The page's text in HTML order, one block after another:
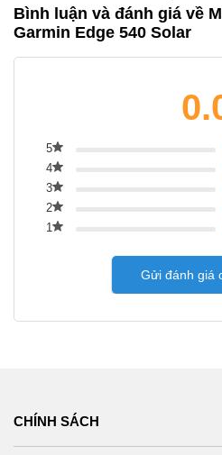
Bình luận và đánh giá về
Garmin Edge 540 Solar
5
4
3
2
1
Gửi đánh giá
CHÍNH SÁCH